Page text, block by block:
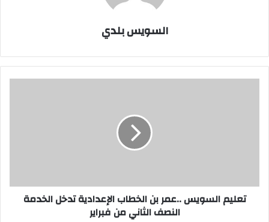
السويس بلدي
النصف
الثانيتعليم السويس ..عمر بن الخطاب الإعدادية تدخل الخدمة
النصف الثاني من فبراير